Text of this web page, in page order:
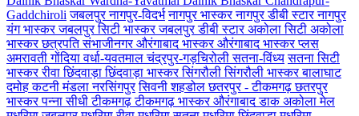
Gaddchiroli जबलपुरनागपुर-विदर्भ नागपुर भास्करनागपुर डीबी स्टारनागपुर
यंग भास्करजबलपुर सिटी भास्करजबलपुर डीबी स्टारअकोला सिटी अकोला
भास्करछत्रपति संभाजीनगरऔरंगाबाद भास्करऔरंगाबाद भास्कर प्लस
अमरावतीगोंदियावर्धा-यवतमालचंद्रपुर-गड़चिरोलीसतना-विंध्य सतना सिटी
भास्कररीवाछिंदवाड़ाछिंदवाड़ा भास्करसिंगरौलीसिंगरौली भास्करबालाघाट
दमोहकटनीमंडलानरसिंगपुर सिवनीशहडोलछतरपुर - टीकमगढ़छतरपुर
भास्करपन्नासीधीटीकमगढ़टीकमगढ़ भास्करऔरंगाबाद डाकअकोला मेल